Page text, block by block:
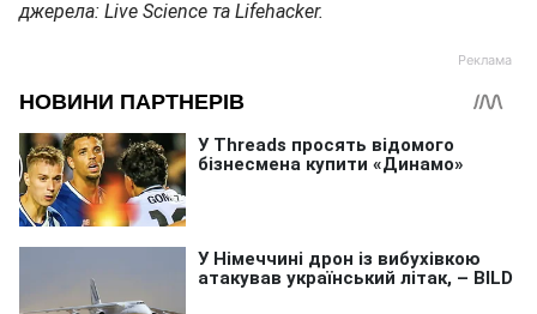
джерела: Live Science та Lifehacker.